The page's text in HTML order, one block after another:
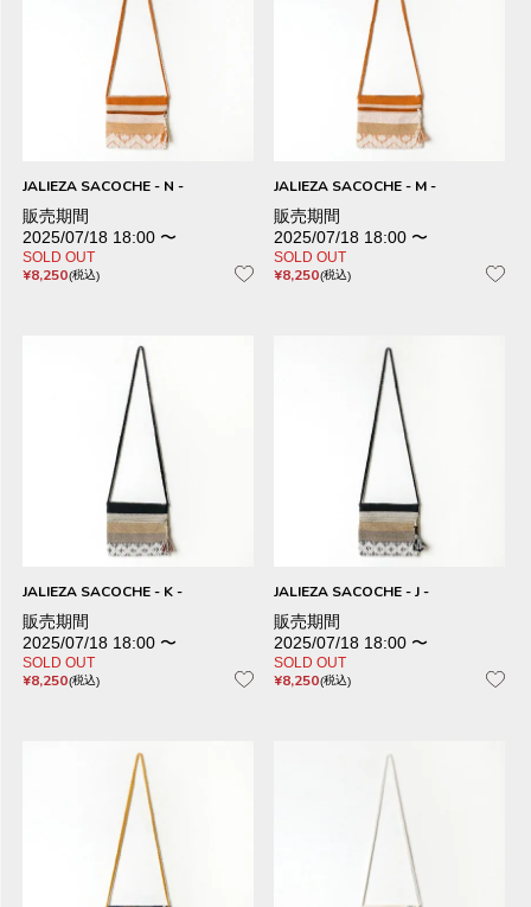
JALIEZA SACOCHE - N -
販売期間
2025/07/18 18:00 〜
SOLD OUT
¥8,250 税込
JALIEZA SACOCHE - M -
販売期間
2025/07/18 18:00 〜
SOLD OUT
¥8,250 税込
JALIEZA SACOCHE - K -
販売期間
2025/07/18 18:00 〜
SOLD OUT
¥8,250 税込
JALIEZA SACOCHE - J -
販売期間
2025/07/18 18:00 〜
SOLD OUT
¥8,250 税込